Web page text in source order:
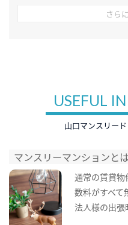
さら
USEFUL
山口マンスリー
マンスリーマンションと
通常の賃貸
数料がすべて
法人様の出張